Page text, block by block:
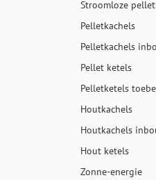
Stroomloze
Pelletkachels
Pelletkachels
Pellet ketels
Pelletketels
Houtkachels
Houtkachels
Hout ketels
Zonne-energie